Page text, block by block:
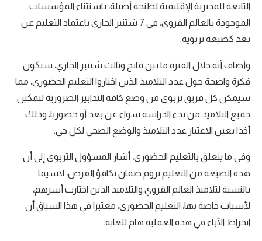
التابعة للمديرية الإقليمية لطنجة أصيلة، باستثناء المؤسسات
الموجودة بالعالم القروي، في 7 شتنبر الجاري باعتماد التعليم عن
بعد كصيغة تربوية.
وأضاف أنه خلال الفترة ما بين فاتح وثالث شتنبر الجاري، سنكون
فكرة واضحة حول عدد التلاميذ الذين اختاروا التعليم الحضوري، مما
سيمكن كل فريق تربوي من وضع كافة التدابير الضرورية لتمكين
جميع التلاميذ من بدء الدراسة سواء عن بعد أو حضوريا، وذلك
أخذا بعين الاعتبار عدد التلاميذ والوضع الصحي لكل حي.
وفي ما يتعلق بالتعليم الحضوري، أشار المسؤول التربوي إلى أن
هذه الصيغة من التعليم تروم ضمان تكافؤ الفرص، لاسيما
بالنسبة لتلاميذ العالم القروي والتلاميذ الذين اختارت أسرهم،
لأسباب خاصة بها، التعليم الحضوري، معتبرا في هذا السياق أن
انخراط الآباء في هذه العملية هام للغاية.